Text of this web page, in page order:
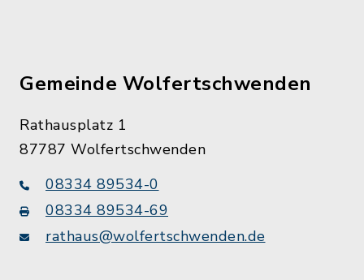
Gemeinde Wolfertschwenden
Rathausplatz 1
87787 Wolfertschwenden
08334 89534-0
08334 89534-69
rathaus@wolfertschwenden.de